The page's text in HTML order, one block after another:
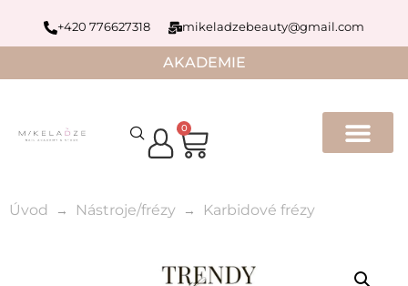
+420 776627318 mikeladzebeauty@gmail.com
AKADEMIE
0
Úvod Nástroje/frézy Karbidové frézy